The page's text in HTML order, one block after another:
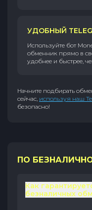
УДОБНЫЙ
Используйте бот
обменник прямо в
удобнее и быстрее,
Начните подбирать
сейчас, используя наш
безопасно!
ПО
Как
безналичных